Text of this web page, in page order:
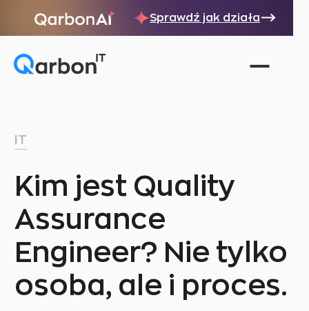
Sprawdź jak działa
IT
Kim jest Quality
Assurance
Engineer? Nie tylko
osoba, ale i proces.